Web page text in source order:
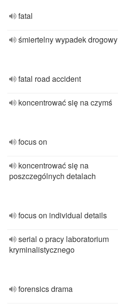
fatal
śmiertelny wypadek drogowy
fatal road accident
koncentrować się na czymś
focus on
koncentrować się na
poszczególnych detalach
focus on individual details
serial o pracy laboratorium
kryminalistycznego
forensics drama